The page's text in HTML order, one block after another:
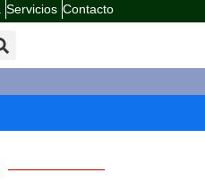
Servicios Contacto